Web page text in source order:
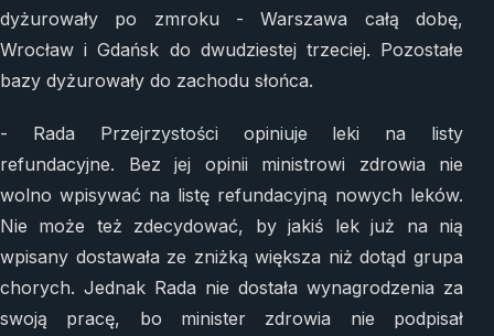
dyżurowały po zmroku - Warszawa całą dobę,
Wrocław i Gdańsk do dwudziestej trzeciej. Pozostałe
bazy dyżurowały do zachodu słońca.
- Rada Przejrzystości opiniuje leki na listy
refundacyjne. Bez jej opinii ministrowi zdrowia nie
wolno wpisywać na listę refundacyjną nowych leków.
Nie może też zdecydować, by jakiś lek już na nią
wpisany dostawała ze zniżką większa niż dotąd grupa
chorych. Jednak Rada nie dostała wynagrodzenia za
swoją pracę, bo minister zdrowia nie podpisał